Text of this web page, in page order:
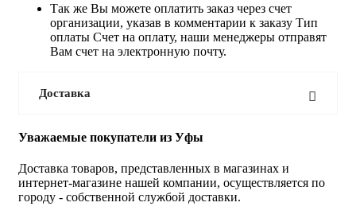
Так же Вы можете оплатить заказ через счет
организации, указав в комментарии к заказу Тип
оплаты Счет на оплату, наши менеджеры отправят
Вам счет на электронную почту.
Доставка
Уважаемые покупатели из Уфы
Доставка товаров, представленных в магазинах и
интернет-магазине нашей компании, осуществляется по
городу - собственной службой доставки.